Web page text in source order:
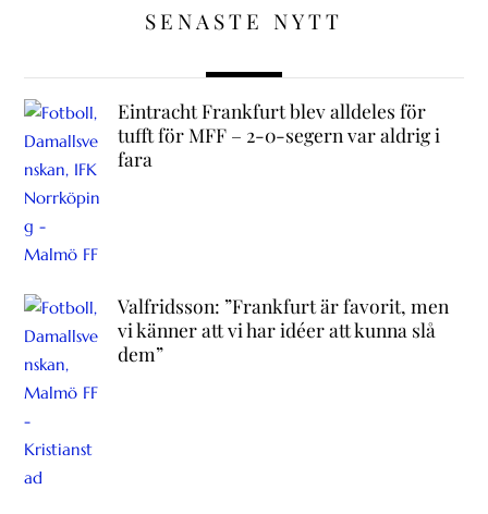
SENASTE NYTT
Eintracht Frankfurt blev alldeles för
tufft för MFF – 2-0-segern var aldrig i
fara
Valfridsson: ”Frankfurt är favorit, men
vi känner att vi har idéer att kunna slå
dem”